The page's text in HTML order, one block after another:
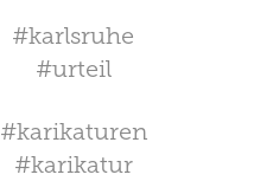
#karlsruhe
#urteil
#karikaturen
#karikatur